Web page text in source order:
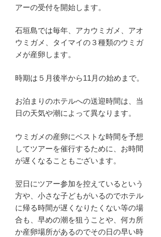
アーの受付を開始します。
石垣島では毎年、アカウミガメ、アオ
ウミガメ、タイマイの３種類のウミガ
メが産卵します。
時期は５月後半から11月の始めまで。
お泊まりのホテルへの送迎時間は、当
日の天気や潮によって異なります。
ウミガメの産卵にベストな時間を予想
してツアーを催行するために、お時間
が遅くなることもございます。
翌日にツアー参加を控えているという
方や、小さな子どもがいるのでホテル
に帰る時間が遅くなりたくない等の場
合も、早めの潮を狙うことや、何カ所
か産卵場所があるのでその日の早い時